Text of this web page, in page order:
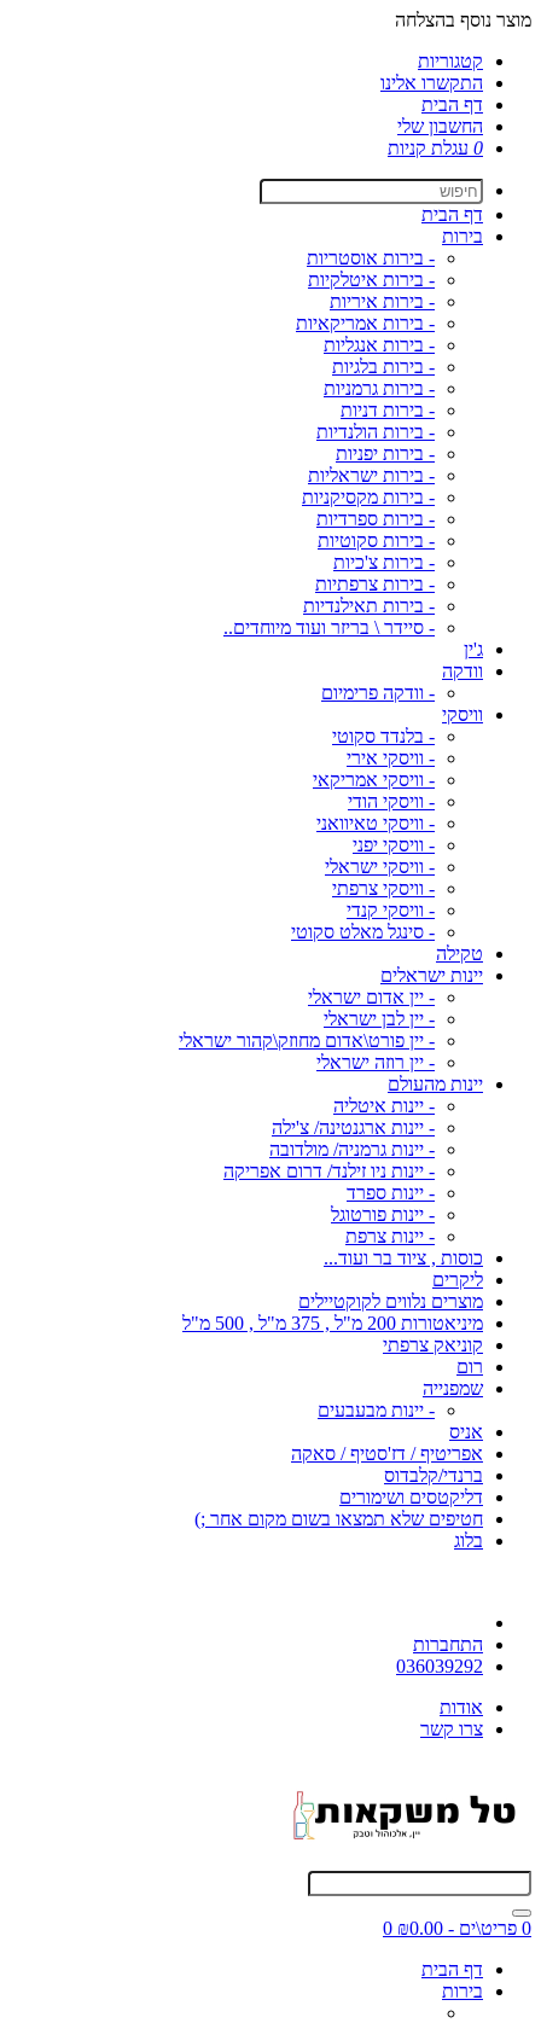
מוצר נוסף בהצלחה
קטגוריות
התקשרו אלינו
דף הבית
החשבון שלי
0 עגלת קניות
דף הבית
בירות
- בירות אוסטריות
- בירות איטלקיות
- בירות איריות
- בירות אמריקאיות
- בירות אנגליות
- בירות בלגיות
- בירות גרמניות
- בירות דניות
- בירות הולנדיות
- בירות יפניות
- בירות ישראליות
- בירות מקסיקניות
- בירות ספרדיות
- בירות סקוטיות
- בירות צ'כיות
- בירות צרפתיות
- בירות תאילנדיות
- סיידר \ בריזר ועוד מיוחדים..
ג'ין
וודקה
- וודקה פרימיום
וויסקי
- בלנדד סקוטי
- וויסקי אירי
- וויסקי אמריקאי
- וויסקי הודי
- וויסקי טאיוואני
- וויסקי יפני
- וויסקי ישראלי
- וויסקי צרפתי
- וויסקי קנדי
- סינגל מאלט סקוטי
טקילה
יינות ישראלים
- יין אדום ישראלי
- יין לבן ישראלי
- יין פורט\אדום מחוזק\קהור ישראלי
- יין רוזה ישראלי
יינות מהעולם
- יינות איטליה
- יינות ארגנטינה/ צ'ילה
- יינות גרמניה/ מולדובה
- יינות ניו זילנד/ דרום אפריקה
- יינות ספרד
- יינות פורטוגל
- יינות צרפת
כוסות , ציוד בר ועוד...
ליקרים
מוצרים נלווים לקוקטיילים
מיניאטורות 200 מ"ל , 375 מ"ל , 500 מ"ל
קוניאק צרפתי
רום
שמפנייה
- יינות מבעבעים
אניס
אפריטיף / דז'סטיף / סאקה
ברנדי/קלבדוס
דליקטסים ושימורים
חטיפים שלא תמצאו בשום מקום אחר ;)
בלוג
התחברות
036039292
אודות
צרו קשר
0 פריט\ים - ₪0.00
0
דף הבית
בירות